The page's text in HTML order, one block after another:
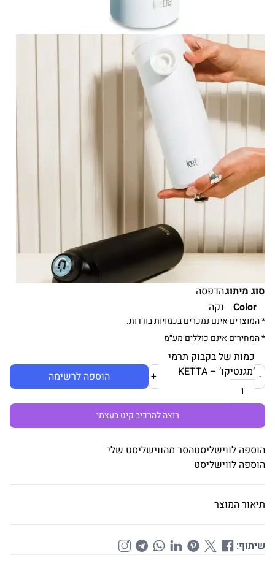
סוג מיתוגהדפסה
Color
נקה
* המוצרים אינם נמכרים בכמויות בודדות.
* המחירים אינם כוללים מע״מ
כמות של בקבוק תרמי
‘מגנטיקו’ – KETTA
הוספה לרשימה
רוצה להרכיב קיט בעצמי
הוספה לווישליסטהסר מהווישליסט שלי
הוספה לווישליסט
תיאור המוצר
שיתוף: